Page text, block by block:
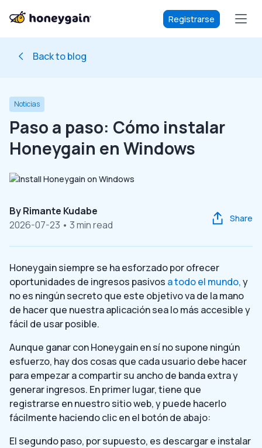
Registrarse
Back to blog
Noticias
Paso a paso: Cómo instalar
Honeygain en Windows
ByRimante Kudabe
2026-07-23 • 3 min read
Share
Honeygain siempre se ha esforzado por ofrecer
oportunidades de ingresos pasivos a todo el mundo,y
no es ningún secreto que este objetivo va de la mano
de hacer que nuestra aplicación sea lo más accesible y
fácil de usar posible.
Aunque ganar con Honeygain en sí no supone ningún
esfuerzo, hay dos cosas que cada usuario debe hacer
para empezar a compartir su ancho de banda extra y
generar ingresos. En primer lugar, tiene que
registrarse en nuestro sitio web, y puede hacerlo
fácilmente haciendo clic en el botón de abajo:
El segundo paso, por supuesto, es descargar e instalar